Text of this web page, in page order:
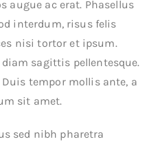
augue ac erat. Phasellus
interdum, risus felis
nisi tortor et ipsum.
sagittis pellentesque.
tempor mollis ante, a
sit amet.
sed nibh pharetra